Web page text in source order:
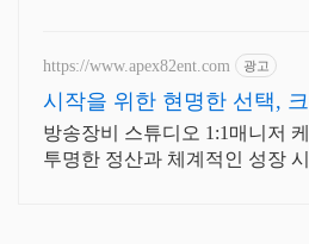
https://www.apex82ent.com 광고
시작을 위한 현명한 선택,
에이터, BJ 상시 모집
방송장비 스튜디오 1:1매니저
투명한 정산과 체계적인 성장